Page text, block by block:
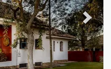
Next